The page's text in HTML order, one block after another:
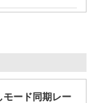
モード同期レー